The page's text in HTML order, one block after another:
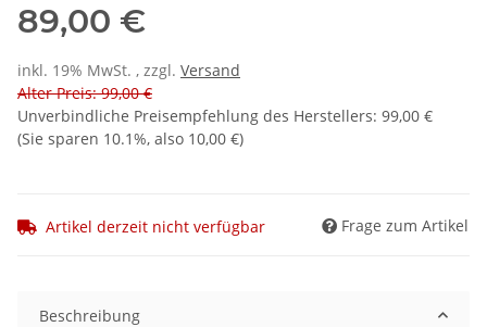
89,00 €
inkl. 19% MwSt. , zzgl. Versand
Alter Preis: 99,00 €
Unverbindliche Preisempfehlung des Herstellers: 99,00 €
(Sie sparen 10.1%, also 10,00 €)
Artikel derzeit nicht verfügbar Frage zum Artikel
Beschreibung